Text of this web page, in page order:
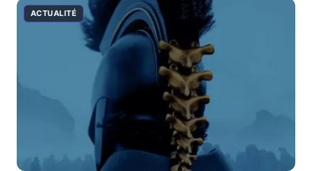
ACTUALITÉ